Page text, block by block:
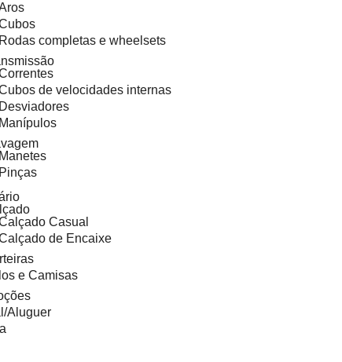
Rodas completas e wheelsets
de velocidades internas
Desviadores
Manípulos
Manetes
Pinças
Casual
de Encaixe
e Camisas
Aluguer